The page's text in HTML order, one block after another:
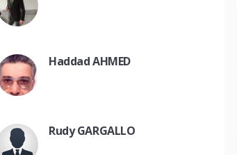
Haddad AHMED
Rudy GARGALLO